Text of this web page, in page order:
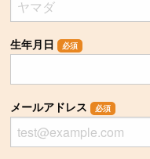
生年月日 必須
メールアドレス 必須